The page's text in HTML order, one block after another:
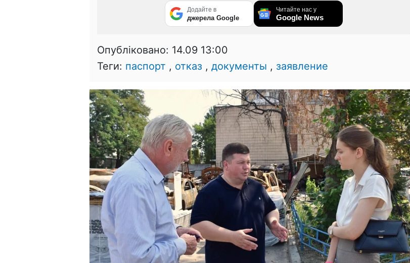
Додайте в
джерела Google
Читайте нас у
Google News
Опубліковано: 14.09 13:00
Теги: паспорт , отказ , документы , заявление